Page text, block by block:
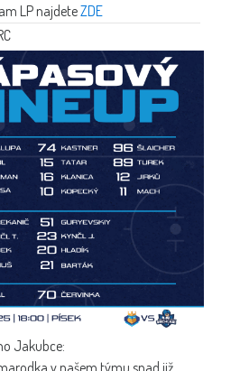
LP najdeteZDE
Jakubce:
v našem týmu snad již